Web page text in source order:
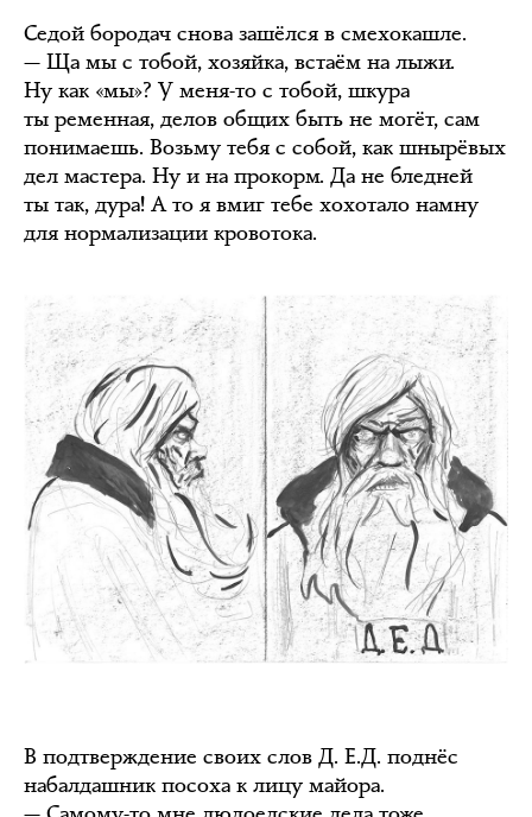
Седой бородач снова зашёлся в смехокашле.
— Ща мы с тобой, хозяйка, встаём на лыжи.
Ну как «мы»? У меня-то с тобой, шкура
ты ременная, делов общих быть не могёт, сам
понимаешь. Возьму тебя с собой, как шнырёвых
дел мастера. Ну и на прокорм. Да не бледней
ты так, дура! А то я вмиг тебе хохотало намну
для нормализации кровотока.
В подтверждение своих слов Д. Е.Д. поднёс
набалдашник посоха к лицу майора.